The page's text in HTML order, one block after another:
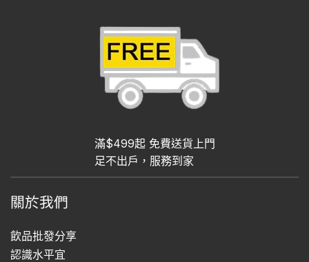
滿$499起 免費送貨上門
足不出戶，服務到家
關於我們
飲品批發分享
認識水平宜